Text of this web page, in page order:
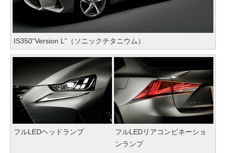
IS350“Version L”（ソニックチタニウム）
フルLEDヘッドランプ
フルLEDリアコンビネーショ
ンランプ